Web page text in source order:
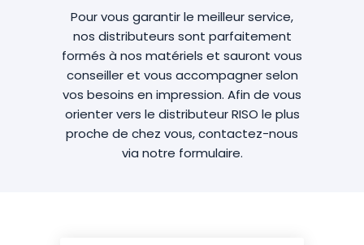
Pour vous garantir le meilleur service,
nos distributeurs sont parfaitement
formés à nos matériels et sauront vous
conseiller et vous accompagner selon
vos besoins en impression. Afin de vous
orienter vers le distributeur RISO le plus
proche de chez vous, contactez-nous
via notre formulaire.